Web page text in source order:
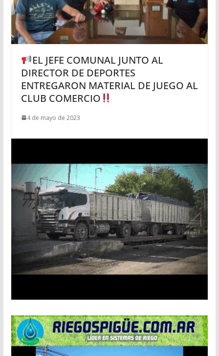
EL JEFE COMUNAL JUNTO AL
DIRECTOR DE DEPORTES
ENTREGARON MATERIAL DE JUEGO AL
CLUB COMERCIO
4 de mayo de 2023